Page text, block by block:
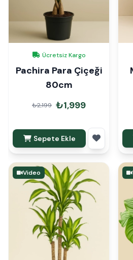
Ücretsiz Kargo
Pachira Para Çiçeği
80cm
₺2,199 ₺1,999
Sepete Ekle
Video